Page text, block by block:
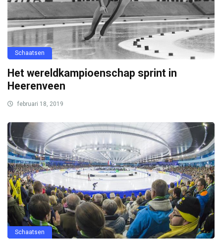
Schaatsen
Het wereldkampioenschap sprint in
Heerenveen
februari 18, 2019
Schaatsen